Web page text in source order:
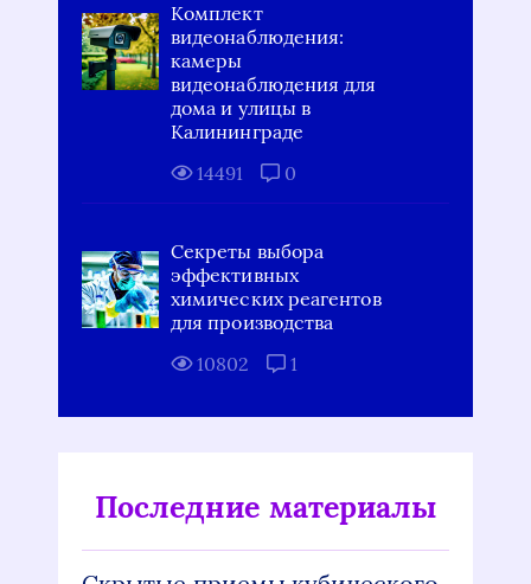
Комплект
видеонаблюдения:
камеры
видеонаблюдения для
дома и улицы в
Калининграде
14491
0
Секреты выбора
эффективных
химических реагентов
для производства
10802
1
Последние материалы